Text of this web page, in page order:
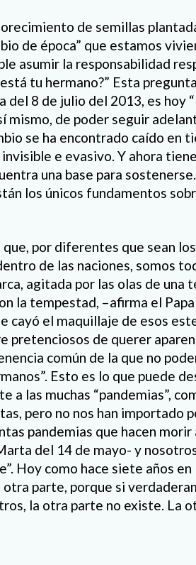
de semillas
de época” que estamos
asumir la responsabilidad
tu hermano?” Esta
8 de julio del 2013, es hoy
mismo, de poder seguir
se ha encontrado caído en
e evasivo. Y ahora
una base para
los únicos fundamentos
por diferentes que sean
de las naciones, somos
agitada por las olas de una
la tempestad, –afirma el
cayó el maquillaje de esos
pretenciosos de querer
común de la que no
Esto es lo que puede
las muchas “pandemias”,
pero no nos han importado
pandemias que hacen morir
del 14 de mayo- y
Hoy como hace siete años en
otra parte, porque si
la otra parte no existe. La